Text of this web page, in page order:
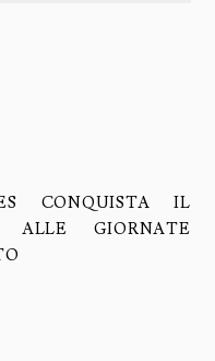
CONQUISTA IL
ALLE GIORNATE